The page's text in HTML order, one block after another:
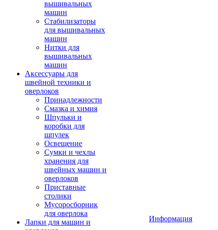
вышивальных
машин
Стабилизаторы
для вышивальных
машин
Нитки для
вышивальных
машин
Аксессуары для
швейной техники и
оверлоков
Принадлежности
Смазка и химия
Шпульки и
коробки для
шпулек
Освещение
Сумки и чехлы
хранения для
швейных машин и
оверлоков
Приставные
столики
Мусоросборник
для оверлока
Лапки для машин и
Информация